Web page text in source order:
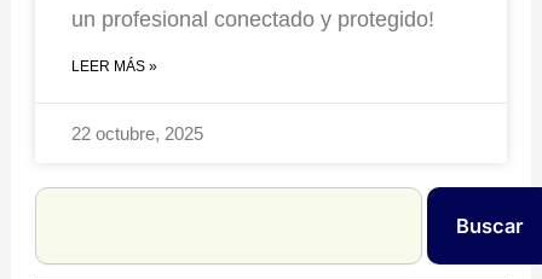
un profesional conectado y protegido!
LEER MÁS »
22 octubre, 2025
Search
Buscar